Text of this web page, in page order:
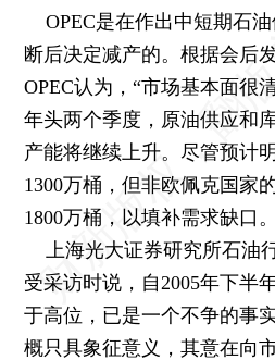
OPEC是在作出中短期石油
断后决定减产的。根据会后
OPEC认为，“市场基本面很
年头两个季度，原油供应和
产能将继续上升。尽管预计
1300万桶，但非欧佩克国家
1800万桶，以填补需求缺口
上海光大证券研究所石油
受采访时说，自2005年下半
于高位，已是一个不争的事
概只具象征意义，其意在向